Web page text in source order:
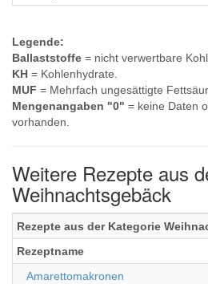
Legende:
Ballaststoffe = nicht verwertbare
KH = Kohlenhydrate.
MUF = Mehrfach ungesättigte
Mengenangaben "0" = keine Daten
vorhanden.
Weitere Rezepte aus
Weihnachtsgebäck
Rezepte aus der Kategorie
Rezeptname
Amarettomakronen